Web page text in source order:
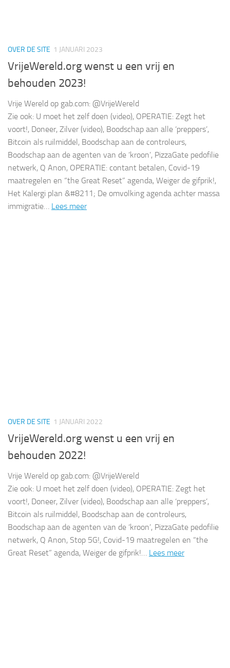
OVER DE SITE 1 JANUARI 2023
VrijeWereld.org wenst u een vrij en
behouden 2023!
Vrije Wereld op gab.com: @VrijeWereld
Zie ook: U moet het zelf doen (video), OPERATIE: Zegt het
voort!, Doneer, Zilver (video), Boodschap aan alle ‘preppers’,
Bitcoin als ruilmiddel, Boodschap aan de controleurs,
Boodschap aan de agenten van de ‘kroon’, PizzaGate pedofilie
netwerk, Q Anon, OPERATIE: contant betalen, Covid-19
maatregelen en “the Great Reset” agenda, Weiger de gifprik!,
Het Kalergi plan &#8211; De omvolking agenda achter massa
immigratie… Lees meer
OVER DE SITE 1 JANUARI 2022
VrijeWereld.org wenst u een vrij en
behouden 2022!
Vrije Wereld op gab.com: @VrijeWereld
Zie ook: U moet het zelf doen (video), OPERATIE: Zegt het
voort!, Doneer, Zilver (video), Boodschap aan alle ‘preppers’,
Bitcoin als ruilmiddel, Boodschap aan de controleurs,
Boodschap aan de agenten van de ‘kroon’, PizzaGate pedofilie
netwerk, Q Anon, Stop 5G!, Covid-19 maatregelen en “the
Great Reset” agenda, Weiger de gifprik!… Lees meer